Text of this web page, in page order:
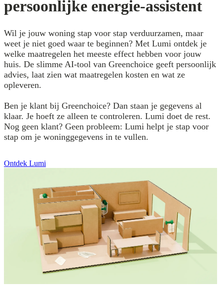
persoonlijke energie-assistent
Wil je jouw woning stap voor stap verduurzamen, maar
weet je niet goed waar te beginnen? Met Lumi ontdek je
welke maatregelen het meeste effect hebben voor jouw
huis. De slimme AI-tool van Greenchoice geeft persoonlijk
advies, laat zien wat maatregelen kosten en wat ze
opleveren.
Ben je klant bij Greenchoice? Dan staan je gegevens al
klaar. Je hoeft ze alleen te controleren. Lumi doet de rest.
Nog geen klant? Geen probleem: Lumi helpt je stap voor
stap om je woninggegevens in te vullen.
Ontdek Lumi